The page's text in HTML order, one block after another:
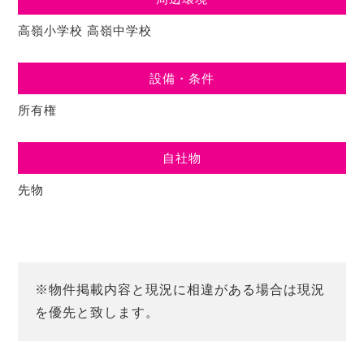
高嶺小学校 高嶺中学校
設備・条件
所有権
自社物
先物
※物件掲載内容と現況に相違がある場合は現況
を優先と致します。